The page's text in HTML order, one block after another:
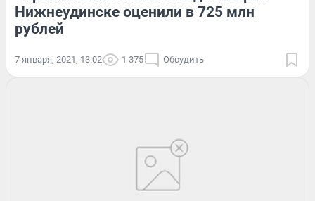
Нижнеудинске оценили в 725 млн
рублей
7 января, 2021, 13:02 1 375 Обсудить